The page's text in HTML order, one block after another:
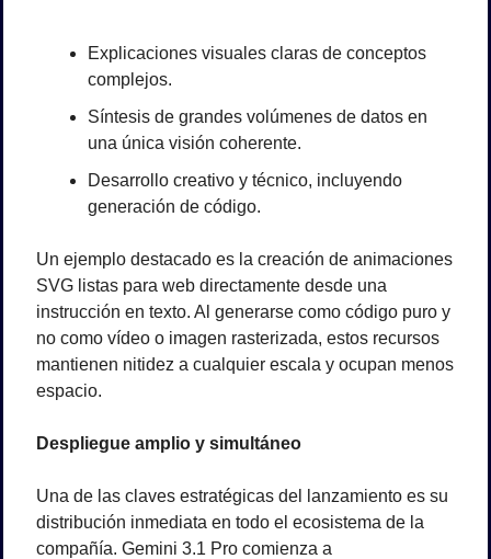
Explicaciones visuales claras de conceptos
complejos.
Síntesis de grandes volúmenes de datos en
una única visión coherente.
Desarrollo creativo y técnico, incluyendo
generación de código.
Un ejemplo destacado es la creación de animaciones
SVG listas para web directamente desde una
instrucción en texto. Al generarse como código puro y
no como vídeo o imagen rasterizada, estos recursos
mantienen nitidez a cualquier escala y ocupan menos
espacio.
Despliegue amplio y simultáneo
Una de las claves estratégicas del lanzamiento es su
distribución inmediata en todo el ecosistema de la
compañía. Gemini 3.1 Pro comienza a